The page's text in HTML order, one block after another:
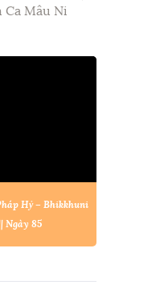
Ca Mâu Ni
Hỷ – Bhikkhuni
Ngày 85